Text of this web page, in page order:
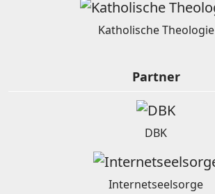
Katholische Theologie
Partner
DBK
Internetseelsorge